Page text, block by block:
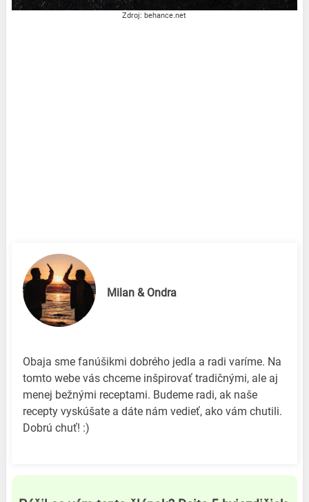
Zdroj: behance.net
Milan & Ondra
Obaja sme fanúšikmi dobrého jedla a radi varíme. Na
tomto webe vás chceme inšpirovať tradičnými, ale aj
menej bežnými receptami. Budeme radi, ak naše
recepty vyskúšate a dáte nám vedieť, ako vám chutili.
Dobrú chuť! :)